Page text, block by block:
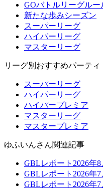
GOバトルリーグルー
新たな歩みシーズン
スーパーリーグ
ハイパーリーグ
マスターリーグ
リーグ別おすすめパーティ
スーパーリーグ
ハイパーリーグ
ハイパープレミア
マスターリーグ
マスタープレミア
ゆふいんさん関連記事
GBLレポート2026年8
GBLレポート2026年7
GBLレポート2026年7